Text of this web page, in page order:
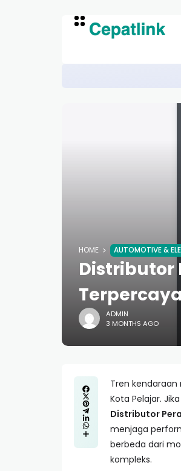
HOME AUTOMOTIVE &
Distributor
Terpercaya
ADMIN
3 MONTHS AGO
Tren
Kota Pelajar.
Distributor
menjaga
berbeda dari
kompleks.